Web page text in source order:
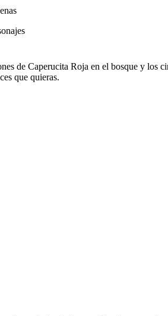
de Caperucita Roja en el bosque y los
que quieras.